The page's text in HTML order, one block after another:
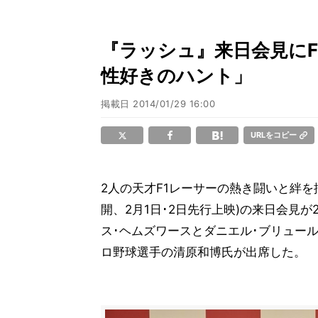
『ラッシュ』来日会見
性好きのハント」
掲載日 2014/01/29 16:00
URLをコピー
2人の天才F1レーサーの熱き闘いと絆
開、2月1日･2日先行上映)の来日会見
ス･ヘムズワースとダニエル･ブリュー
ロ野球選手の清原和博氏が出席した。